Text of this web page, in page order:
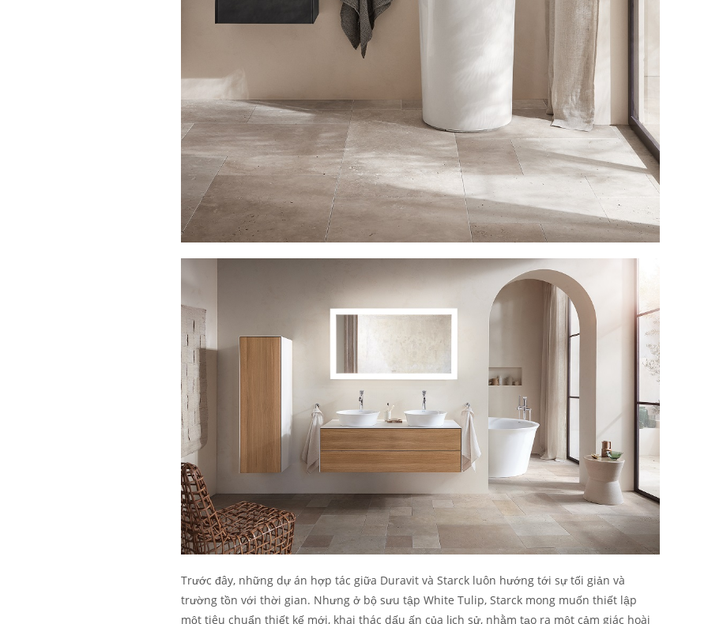
Trước đây, những dự án hợp tác giữa Duravit và Starck luôn hướng tới sự tối giản và
trường tồn với thời gian. Nhưng ở bộ sưu tập White Tulip, Starck mong muốn thiết lập
một tiêu chuẩn thiết kế mới, khai thác dấu ấn của lịch sử, nhằm tạo ra một cảm giác hoài